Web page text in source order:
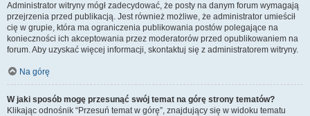
Administrator witryny mógł zadecydować, że posty na danym forum wymagają
przejrzenia przed publikacją. Jest również możliwe, że administrator umieścił
cię w grupie, która ma ograniczenia publikowania postów polegające na
konieczności ich akceptowania przez moderatorów przed opublikowaniem na
forum. Aby uzyskać więcej informacji, skontaktuj się z administratorem witryny.
Na górę
W jaki sposób mogę przesunąć swój temat na górę strony tematów?
Klikając odnośnik “Przesuń temat w górę”, znajdujący się w widoku tematu